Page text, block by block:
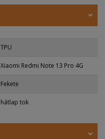
TPU
Xiaomi Redmi Note 13 Pro 4G
Fekete
hátlap tok